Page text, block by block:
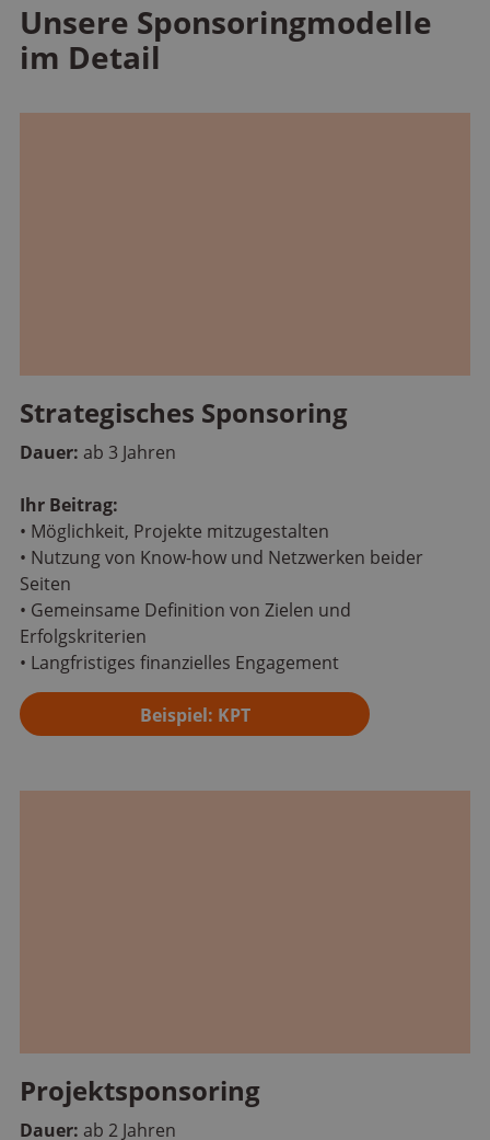
Unsere Sponsoringmodelle
im Detail
Strategisches Sponsoring
Dauer: ab 3 Jahren
Ihr Beitrag:
• Möglichkeit, Projekte mitzugestalten
• Nutzung von Know-how und Netzwerken beider
Seiten
• Gemeinsame Definition von Zielen und
Erfolgskriterien
• Langfristiges finanzielles Engagement
Beispiel: KPT
Projektsponsoring
Dauer: ab 2 Jahren